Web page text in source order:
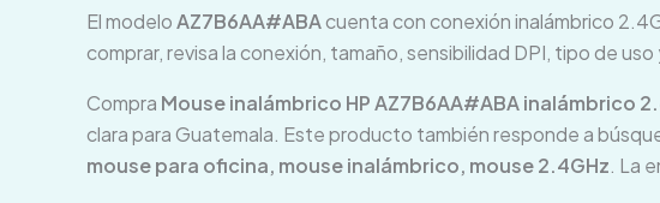
El modeloAZ7B6AA#ABAcuenta con conexión inalámbrico
comprar, revisa la conexión, tamaño, sensibilidad DPI, tipo de
Compra Mouse inalámbrico HP AZ7B6AA#ABA inalámbrico
clara para Guatemala. Este producto también responde a
mouse para oficina, mouse inalámbrico, mouse 2.4GHz. La